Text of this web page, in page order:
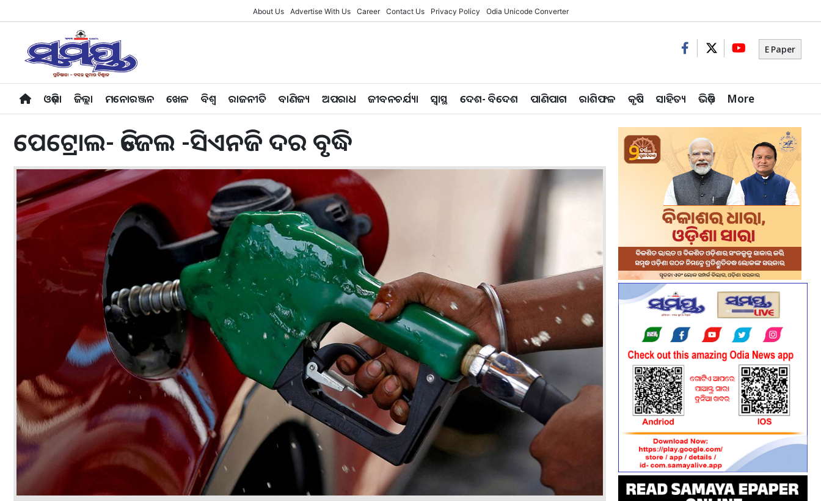
About Us Advertise With Us Career Contact Us Privacy Policy Odia Unicode Converter
E Paper
ଓଡ଼ିଶା ଜିଲ୍ଲା ମନୋରଞ୍ଜନ ଖେଳ ବିଶ୍ବ ରାଜନୀତି ବାଣିଜ୍ୟ ଅପରାଧ ଜୀବନଚର୍ଯ୍ୟା ସ୍ୱାସ୍ଥ ଦେଶ- ବିଦେଶ ପାଣିପାଗ ରାଶିଫଳ କୃଷି ସାହିତ୍ୟ ଭିଡ଼ିଓ More
ପେଟ୍ରୋଲ- ଡିଜେଲ -ସିଏନଜି ଦର ବୃଦ୍ଧି